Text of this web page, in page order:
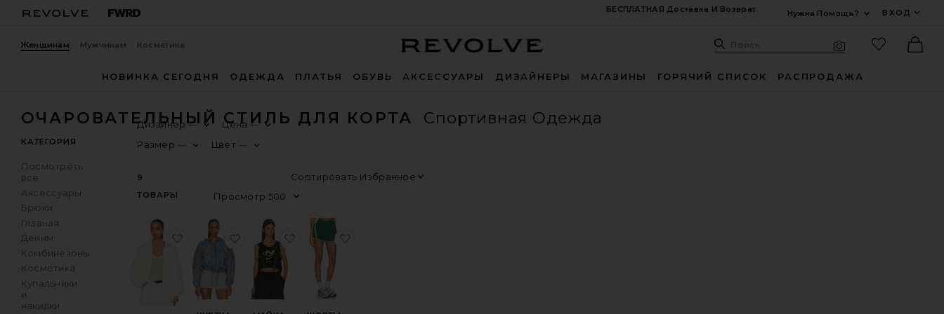
БЕСПЛАТНАЯ Доставка И Возврат
Нужна Помощь?
ВХОД
Женщинам Мужчинам Косметика Поиск: Site
Поиск
НОВИНКА СЕГОДНЯ ОДЕЖДА ПЛАТЬЯ ОБУВЬ АКСЕССУАРЫ ДИЗАЙНЕРЫ МАГАЗИНЫ ГОРЯЧИЙ СПИСОК РАСПРОДАЖА
ОЧАРОВАТЕЛЬНЫЙ СТИЛЬ ДЛЯ КОРТА Спортивная Одежда
КАТЕГОРИЯ
Посмотреть
все
Аксессуары
Брюки
Главная
Деним
Комбинезоны
Косметика
Купальники
и
накидки
Дизайнер—
Цена —
Размер —
Цвет —
9
ТОВАРЫ
Сортировать
избранноеКУРТКА AILA
избранноеКУРТКАизбранноеМАЙКА